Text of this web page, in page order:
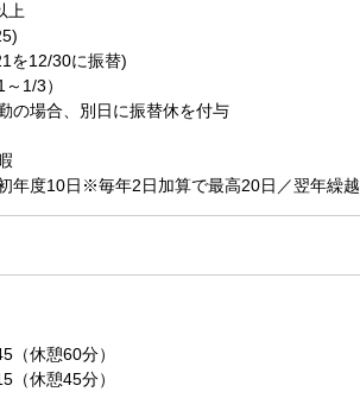
上
を12/30に振替)
1/3）
の場合、別日に振替休を付与
年度10日※毎年2日加算で最高20日／翌年繰
休憩60分）
休憩45分）